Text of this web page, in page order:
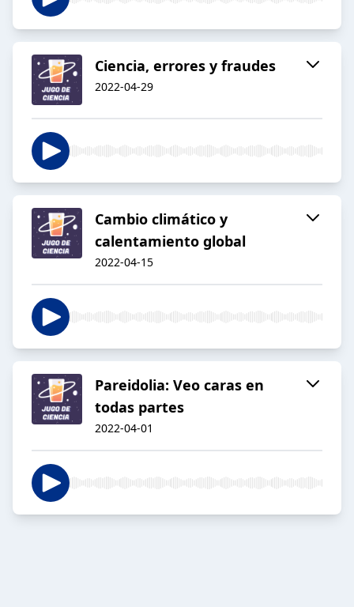
Ciencia, errores y fraudes
2022-04-29
Cambio climático y
calentamiento global
2022-04-15
Pareidolia: Veo caras en
todas partes
2022-04-01